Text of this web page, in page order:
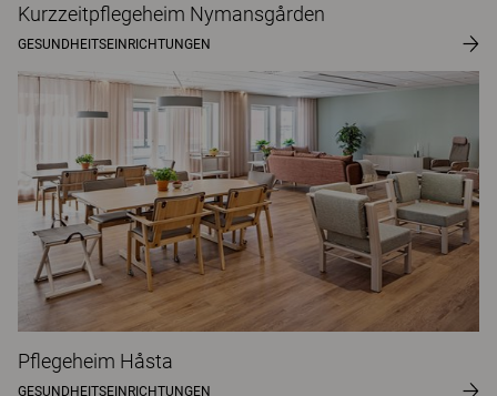
Kurzzeitpflegeheim Nymansgården
GESUNDHEITSEINRICHTUNGEN
Pflegeheim Håsta
GESUNDHEITSEINRICHTUNGEN